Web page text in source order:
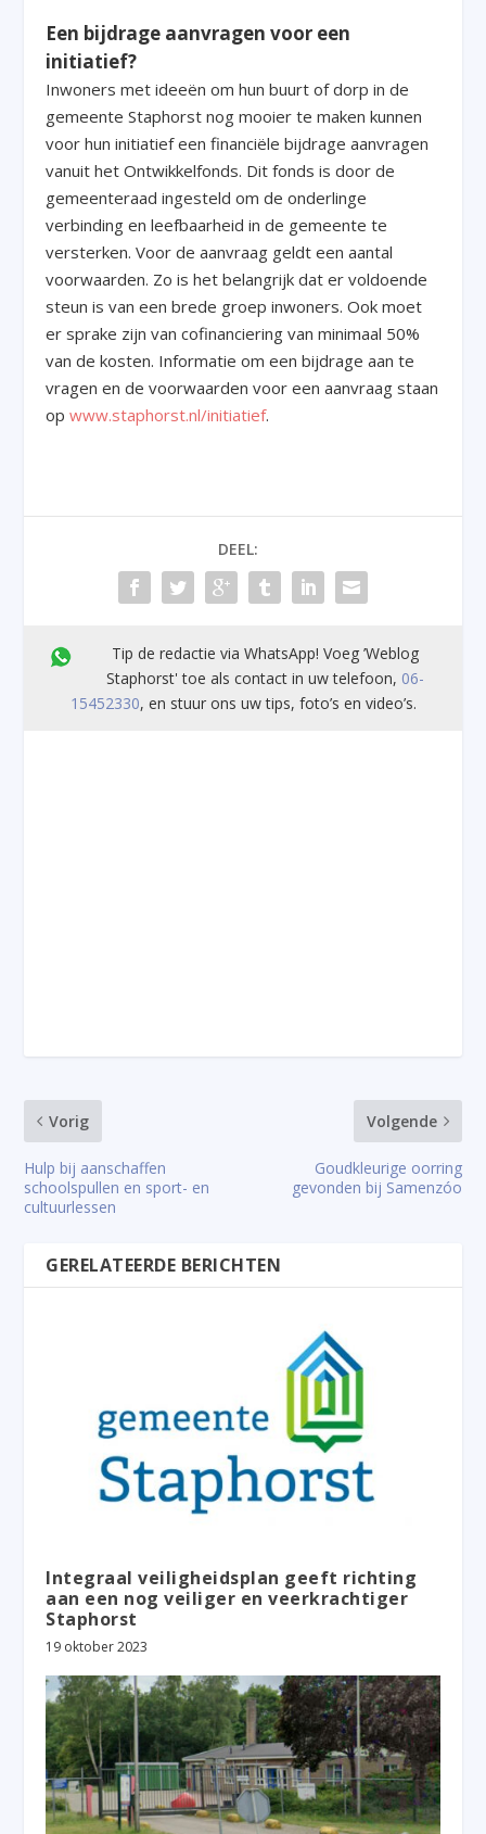
Een bijdrage aanvragen voor een
initiatief?
Inwoners met ideeën om hun buurt of dorp in de
gemeente Staphorst nog mooier te maken kunnen
voor hun initiatief een financiële bijdrage aanvragen
vanuit het Ontwikkelfonds. Dit fonds is door de
gemeenteraad ingesteld om de onderlinge
verbinding en leefbaarheid in de gemeente te
versterken. Voor de aanvraag geldt een aantal
voorwaarden. Zo is het belangrijk dat er voldoende
steun is van een brede groep inwoners. Ook moet
er sprake zijn van cofinanciering van minimaal 50%
van de kosten. Informatie om een bijdrage aan te
vragen en de voorwaarden voor een aanvraag staan
opwww.staphorst.nl/initiatief.
DEEL:
Tip de redactie via WhatsApp! Voeg ’Weblog
Staphorst' toe als contact in uw telefoon, 06-
15452330, en stuur ons uw tips, foto’s en video’s.
Vorig
Hulp bij aanschaffen
schoolspullen en sport- en
cultuurlessen
Volgende
Goudkleurige oorring
gevonden bij Samenzóo
GERELATEERDE BERICHTEN
Integraal veiligheidsplan geeft richting
aan een nog veiliger en veerkrachtiger
Staphorst
19 oktober 2023